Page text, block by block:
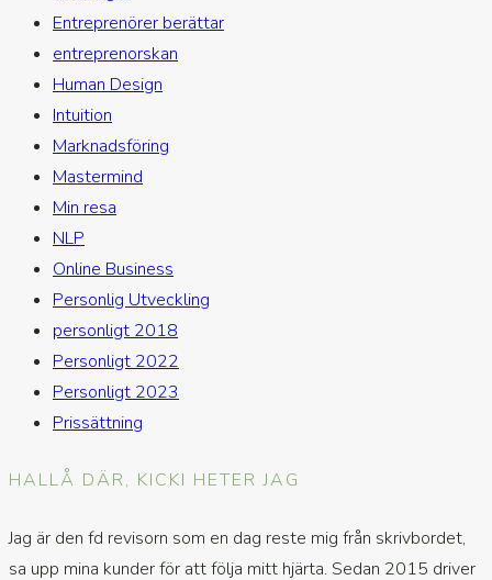
Entreprenörer berättar
entreprenorskan
Human Design
Intuition
Marknadsföring
Mastermind
Min resa
NLP
Online Business
Personlig Utveckling
personligt 2018
Personligt 2022
Personligt 2023
Prissättning
HALLÅ DÄR, KICKI HETER JAG
Jag är den fd revisorn som en dag reste mig från skrivbordet,
sa upp mina kunder för att följa mitt hjärta. Sedan 2015 driver